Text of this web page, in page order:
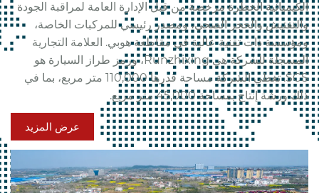
الكيميائية الخطرة مرخصة من قبل الإدارة العامة لمراقبة الجودة
والتفتيش والحجر الصحي، ومصدر رئيسي للمركبات الخاصة،
ومؤسسة ذات تقنية عالية في مقاطعة هوبي. العلامة التجارية
المسجلة للشركة هي Runzhixing، ورمز طراز السيارة هو
SCS. تغطي الشركة مساحة قدرها 110,000 متر مربع، بما في
ذلك ورشة إنتاج بمساحة 45,000 متر مربع.
عرض المزيد